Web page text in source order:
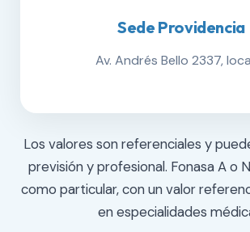
Sede Providencia
Av. Andrés Bello 2337,
Los valores son referenciales y
previsión y profesional. Fonasa A o
como particular, con un valor
en especialidades